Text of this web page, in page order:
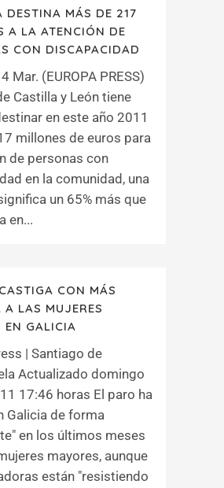
DESTINA MÁS DE 217
A LA ATENCIÓN DE
CON DISCAPACIDAD
Mar. (EUROPA PRESS)
Castilla y León tiene
en este año 2011
millones de euros para
de personas con
en la comunidad, una
un 65% más que
en...
CON MÁS
A LAS MUJERES
EN GALICIA
| Santiago de
Actualizado domingo
17:46 horas El paro ha
Galicia de forma
en los últimos meses
mayores, aunque
están "resistiendo